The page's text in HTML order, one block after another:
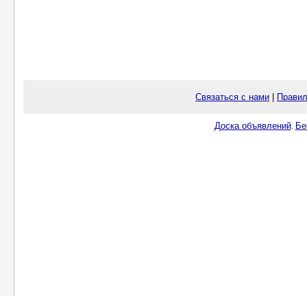
Связаться с нами
Доска объявлений.